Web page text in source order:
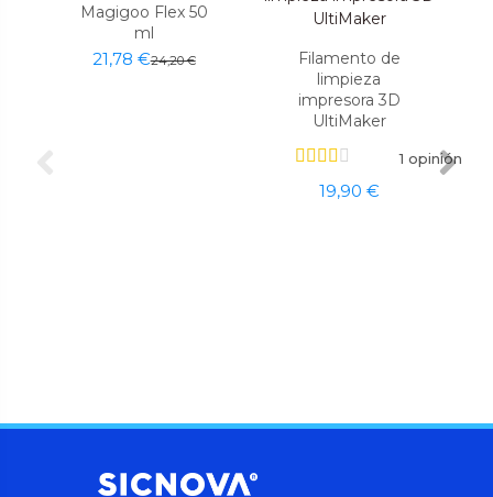
Magigoo Flex 50
ml
21,78 €24,20 €
Filamento de
limpieza
impresora 3D
UltiMaker
1 opinión
19,90 €